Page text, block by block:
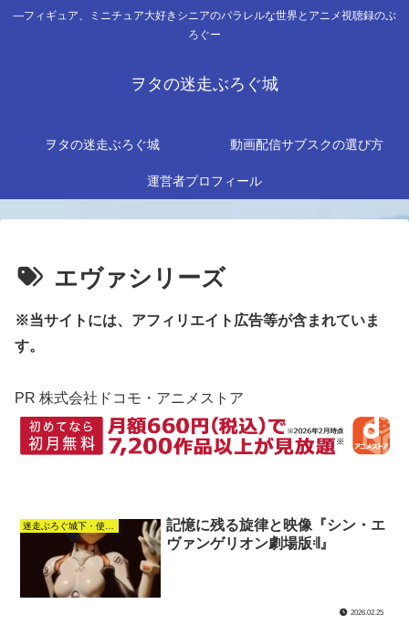
―フィギュア、ミニチュア大好きシニアのパラレルな世界とアニメ視聴録のぶ
ろぐー
ヲタの迷走ぶろぐ城
ヲタの迷走ぶろぐ城 動画配信サブスクの選び方
運営者プロフィール
エヴァシリーズ
※当サイトには、アフィリエイト広告等が含まれていま
す。
PR 株式会社ドコモ・アニメストア
記憶に残る旋律と映像『シン・エ
ヴァンゲリオン劇場版𝄇』
2026.02.25